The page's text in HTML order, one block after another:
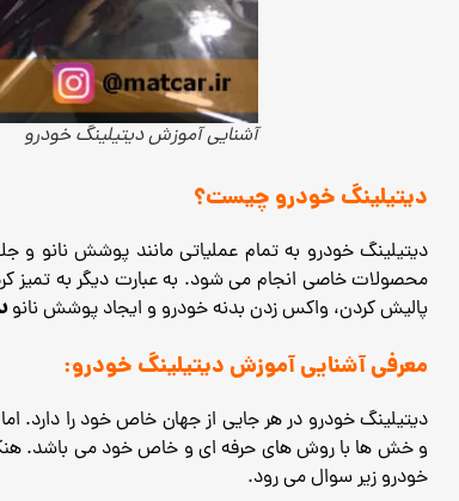
آشنایی آموزش دیتیلینگ خودرو
دیتیلینگ خودرو چیست؟
دیتیلینگ خودرو به تمام عملیاتی مانند پوشش نانو و
محصولات خاصی انجام می شود. به عبارت دیگر به
پالیش کردن، واکس زدن بدنه خودرو و ایجاد پوشش نانو
معرفی آشنایی آموزش دیتیلینگ خودرو:
دیتیلینگ خودرو در هر جایی از جهان خاص خود را دارد.
و خش ها با روش های حرفه ای و خاص خود می باشد.
خودرو زیر سوال می رود.